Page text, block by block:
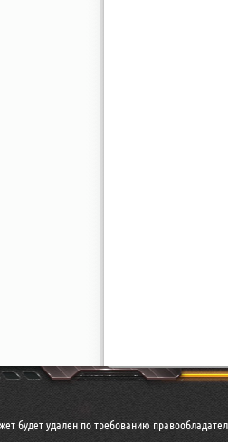
будет удален по требованию